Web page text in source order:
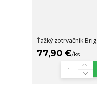
Ťažký zotrvačník
77,90 €/ks